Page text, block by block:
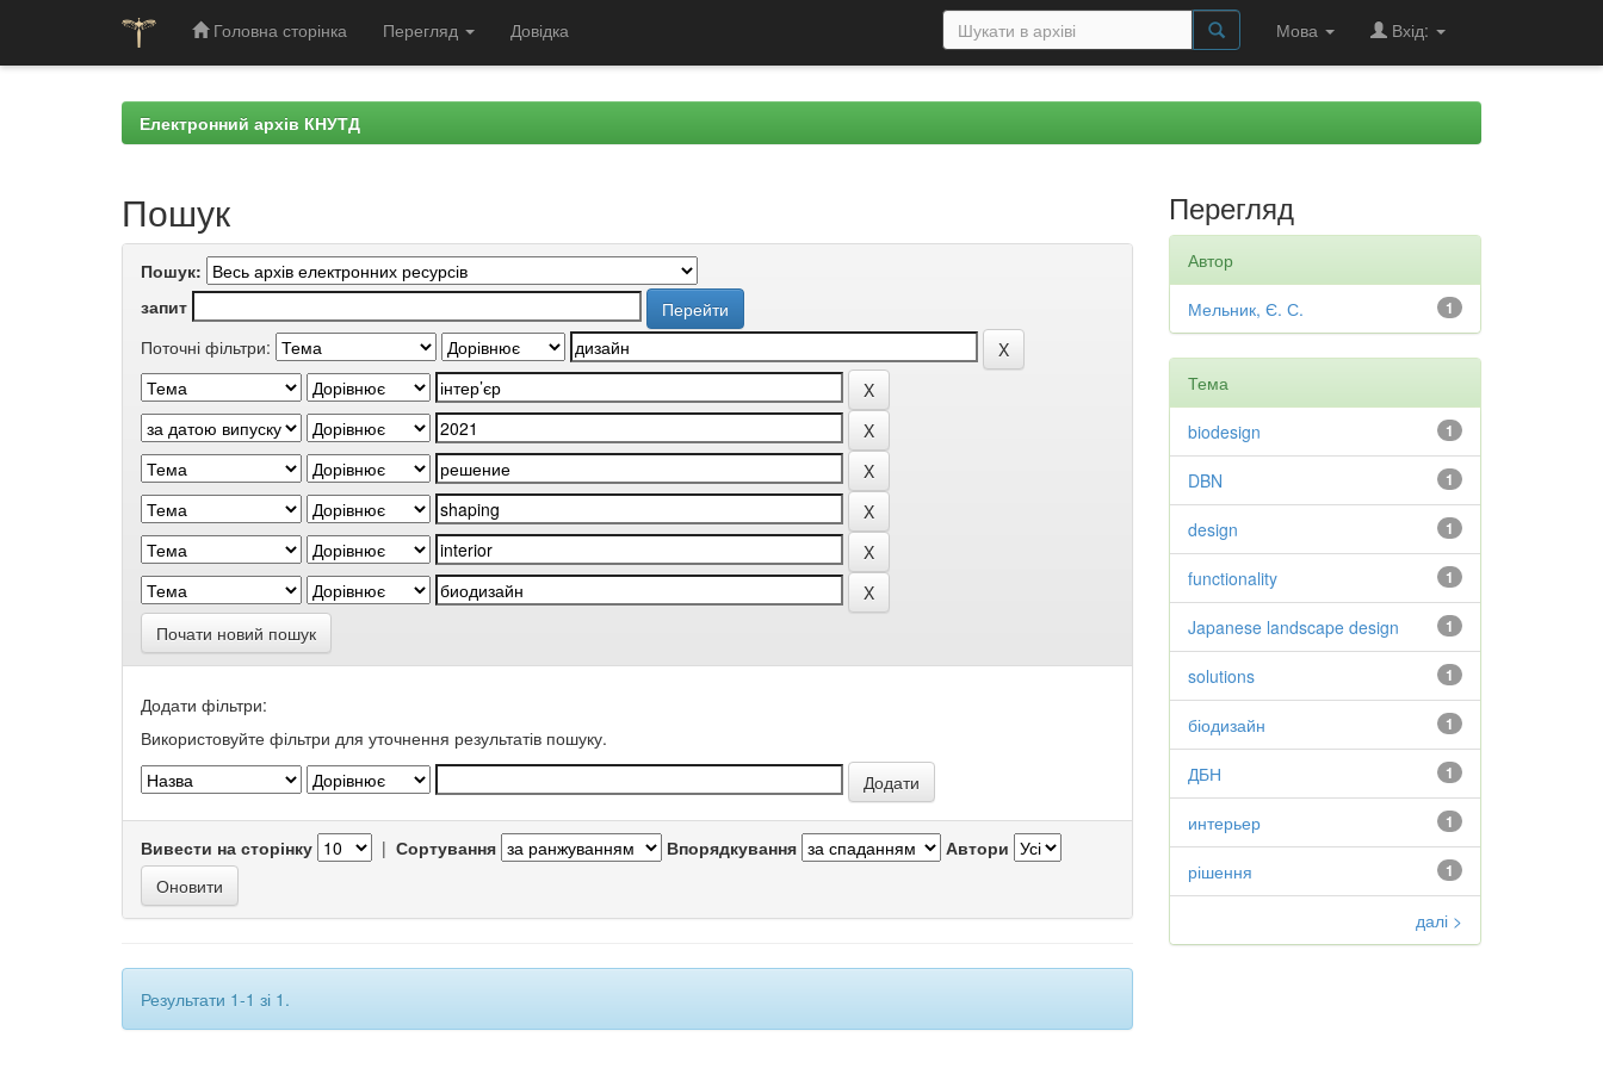
Головна сторінка Перегляд Довідка Мова Вхід:
Електронний архів КНУТД
Пошук
Пошук:
запит
Поточні фільтри:
Почати новий пошук
Додати фільтри:
Використовуйте фільтри для уточнення результатів пошуку.
Вивести на сторінку | Сортування Впорядкування Автори
Результати 1-1 зі 1.
Перегляд
Автор
1
Мельник, Є. С.
Тема
1
biodesign
1
DBN
1
design
1
functionality
1
Japanese landscape design
1
solutions
1
біодизайн
1
ДБН
1
интерьер
1
рішення
далі >